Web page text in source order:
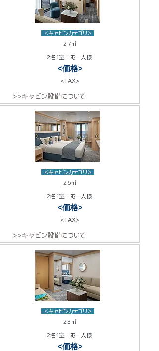
<キャビンカテゴリ>
27㎡
2名1室 お一人様
<価格>
<TAX>
>>キャビン設備について
<キャビンカテゴリ>
25㎡
2名1室 お一人様
<価格>
<TAX>
>>キャビン設備について
<キャビンカテゴリ>
23㎡
2名1室 お一人様
<価格>